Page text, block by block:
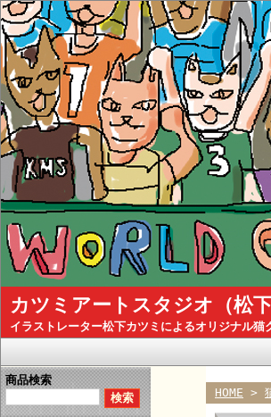
カツミアートスタジオ（
イラストレーター松下カツミによるオリジナル猫
商品検索
HOME >